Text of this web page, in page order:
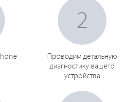
2
Проводим детальную
диагностику вашего
устройства